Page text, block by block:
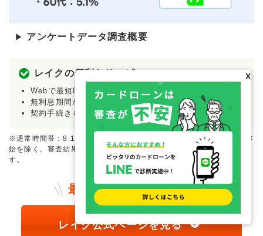
▶ アンケートデータ調査概要
レイクの便利なサービス
Webで最短8分融資も可能
無利息期間が長い
契約手続きもWebで完結できる
※通常時間帯：8:10〜21:50 毎月第3日曜日：8:10〜19:00 年末年
始を除く。審査結果によっては電話かメールでのお知らせになりま
す。
最短8分で融資も可能！
レイク公式ページを見る
X